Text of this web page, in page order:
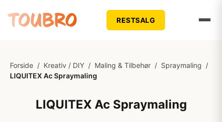
RESTSALG
Forside / Kreativ / DIY / Maling & Tilbehør / Spraymaling /
LIQUITEX Ac Spraymaling
LIQUITEX Ac Spraymaling